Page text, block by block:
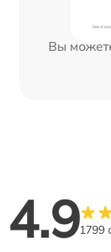
Вы
4.91799